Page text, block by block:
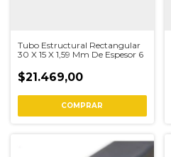
Tubo Estructural Rectangular
30 X 15 X 1,59 Mm De Espesor 6
$21.469,00
COMPRAR